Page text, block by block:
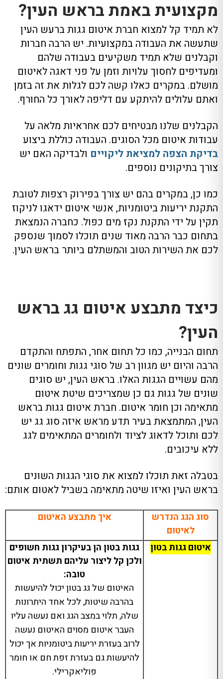
מקצועית באמת בראש העין?
לא תמיד קל למצוא חברת איטום גגות ברעש העין
שתעשה את העבודה במקצועיות. יש הרבה חברות
וקבלנים שלא תמיד משקיעים בעבודה שלהם
ומעדיפים לחסוך עלויות וזמן על פני דאגה לאיטום
מושלם. במקרים כאלו קשה לכם לגלות את זה בזמן
ואתם עלולים להיתקע עם דליפה לאורך כל החורף.
הקבלנים שלנו מבטיחים לכם אחראיות מלאה על
עבודות איטום מכל הסוגים. העבודה כוללת ביצוע
בדיקת הצפה למציאת ליקויים ולבדיקה האם יש
צורך בתיקונים נוספים.
כמו כן,במקרים בהם יש צורך בפירוק רצפות לטובת
התקנת יריעות ביטומניות, אנשי איטום ידאגו לניקוז
תקין על ידי התקנת נקז מים כפול. כחברה הנמצאת
בתחום כבר הרבה מאוד שנים תוכלו לסמוך שנספק
לכם את השירות הטוב והמשתלם ביותר בראש העין.
כיצד מתבצע איטום גג בראש
העין?
תחום הבנייה, כמו כל תחום אחר, התפתח והתקדם
הרבה והיום יש מגוון רב של סוגי גגות וחומרים שונים
מהם עשויים הגגות האלו. בראש העין, יש סוגים
שונים של גגות גם כן שמצריכים שיטת איטום
מתאימה וכן חומר איטום. חברת איטום גגות בראש
העין, המתמצאת בעיר תדע מראש איזה סוג גג יש
לכם ותוכל לדאוג לציוד ולחומרים המתאימים לגג
ללא עיכובים.
בטבלה זאת תוכלו למצוא את סוגי הגגות השונים
בראש העין ואיזו שיטה מתאימה בשביל לאטום אותם:
סוג הגג הנדרש
לאיטום
איך מתבצע האיטום
איטום גגות בטון גגותבטון הןבעיקרוןגגות חשופים
ולכן קלליצור עליהם תשתית איטום
טובה:
האיטום של גג בטון יכול להיעשות
בהרבה שיטות,לכל אחד היתרונות
שלה,תלוי במצב הגג ואם נעשה עליו
העבר איטום מסוים האיטום נעשה
לרוב בעזרת יריעות ביטומניות אך יכול
להיעשות גם בעזרת זפת חם או חומר
פוליאקרילי.